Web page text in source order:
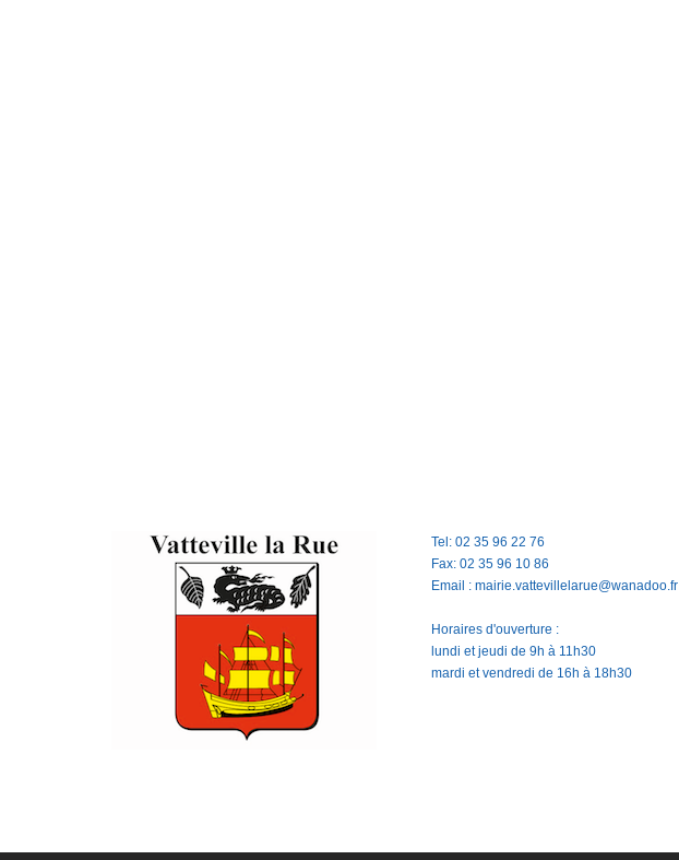
Tel: 02 35 96 22 76
Fax: 02 35 96 10 86
Email : mairie.vattevillelarue@wanadoo.fr
Horaires d'ouverture :
lundi et jeudi de 9h à 11h30
mardi et vendredi de 16h à 18h30